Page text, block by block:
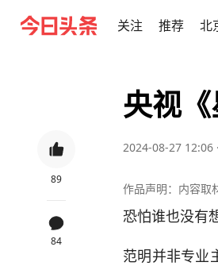
关注 推荐 北
89
84
央视
2024-08-27 12:06 ·
作品声明：内容取
恐怕谁也没有
范明并非专业